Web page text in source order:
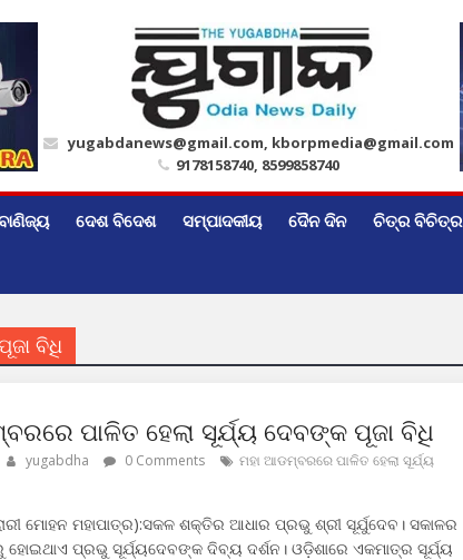
yugabdanews@gmail.com, kborpmedia@gmail.com
9178158740, 8599858740
ଦେଶ ବିଦେଶ ସମ୍ପାଦକୀୟ ଦୈନ ଦିନ ଚିତ୍ର ବିଚିତ୍ର
ବିଧି
ପାଳିତ ହେଲା ସୂର୍ଯ୍ୟ ଦେବଙ୍କ ପୂଜା ବିଧି
yugabdha 0 Comments
ମହା ଆଡମ୍ବରରେ ପାଳିତ ହେଲା ସୂର୍ଯ୍ୟ
ମୋହନ ମହାପାତ୍ର):ସକଳ ଶକ୍ତିର ଆଧାର ପ୍ରଭୁ ଶ୍ରୀ ସୂର୍ଯୁଦେବ। ସକାଳର
ପ୍ରଭୁ ସୂର୍ଯ୍ୟଦେବଙ୍କ ଦିବ୍ୟ ଦର୍ଶନ। ଓଡ଼ିଶାରେ ଏକମାତ୍ର ସୂର୍ଯ୍ୟ